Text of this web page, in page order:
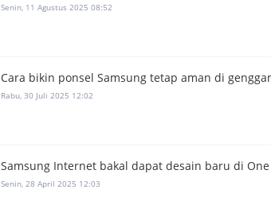
Senin, 11 Agustus 2025 08:52
Cara bikin ponsel Samsung tetap aman di
Rabu, 30 Juli 2025 12:02
Samsung Internet bakal dapat desain baru di One
Senin, 28 April 2025 12:03